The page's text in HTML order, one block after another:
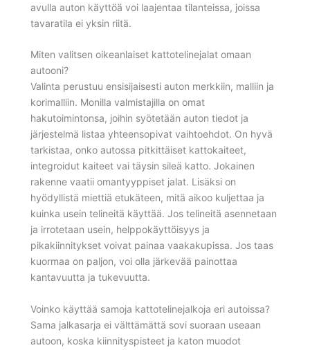
avulla auton käyttöä voi laajentaa tilanteissa, joissa
tavaratila ei yksin riitä.
Miten valitsen oikeanlaiset kattotelinejalat omaan
autooni?
Valinta perustuu ensisijaisesti auton merkkiin, malliin ja
korimalliin. Monilla valmistajilla on omat
hakutoimintonsa, joihin syötetään auton tiedot ja
järjestelmä listaa yhteensopivat vaihtoehdot. On hyvä
tarkistaa, onko autossa pitkittäiset kattokaiteet,
integroidut kaiteet vai täysin sileä katto. Jokainen
rakenne vaatii omantyyppiset jalat. Lisäksi on
hyödyllistä miettiä etukäteen, mitä aikoo kuljettaa ja
kuinka usein telineitä käyttää. Jos telineitä asennetaan
ja irrotetaan usein, helppokäyttöisyys ja
pikakiinnitykset voivat painaa vaakakupissa. Jos taas
kuormaa on paljon, voi olla järkevää painottaa
kantavuutta ja tukevuutta.
Voinko käyttää samoja kattotelinejalkoja eri autoissa?
Sama jalkasarja ei välttämättä sovi suoraan useaan
autoon, koska kiinnityspisteet ja katon muodot